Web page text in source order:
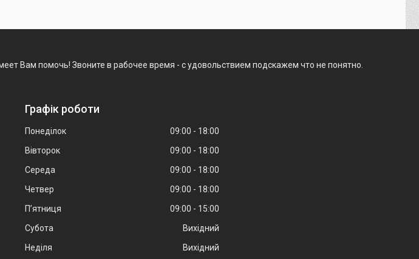
Вам помочь! Звоните в рабочее время - с удовольствием подскажем что не понятно.
Графік роботи
Понеділок 09:00
18:00
Вівторок
09:00
18:00
Середа
09:00
18:00
Четвер
09:00
18:00
Пʼятниця
09:00
15:00
Субота
Вихідний
Неділя
Вихідний